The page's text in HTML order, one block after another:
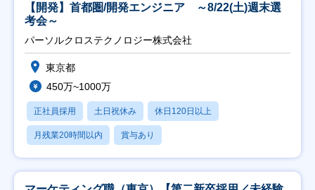
【開発】首都圏/開発エンジニア ～8/22(土)週末選
考会～
パーソルクロステクノロジー株式会社
東京都
450万~1000万
正社員採用 土日祝休み 休日120日以上
月残業20時間以内 賞与あり